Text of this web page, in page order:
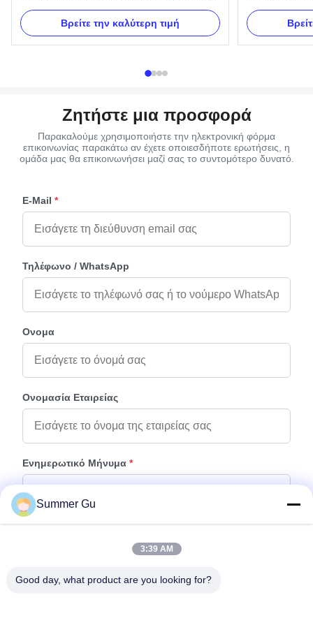
One set of Swing bar: 8pcs plastic plates,16pcs
handles ,8pcs end caps and 2 long bars and 2
short bars. Item Name TX-A Swing bar Material
Plastic (PP) and Zinc Alloy Color Gold, silver,
Βρείτε την καλύτερη τιμή
Handle ABS
Handle with
plastc as a
Item Name
Ζητήστε μια προσφορά
Παρακαλούμε χρησιμοποιήστε την ηλεκτρονική φόρμα
επικοινωνίας παρακάτω αν έχετε οποιεσδήποτε ερωτήσεις, η
ομάδα μας θα επικοινωνήσει μαζί σας το συντομότερο δυνατό.
E-Mail *
Τηλέφωνο / WhatsApp
Ονομα
Ονομασία Εταιρείας
Ενημερωτικό Μήνυμα *
Προσάρτηση Αρχείων
Summer Gu
3:39 AM
Good day, what product are you looking for?